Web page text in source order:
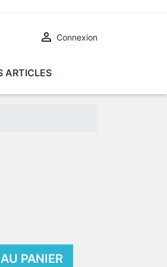
 Connexion
ARTICLES
PANIER